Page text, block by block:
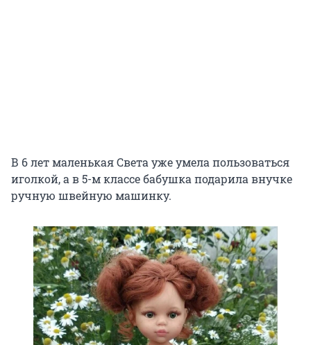
В 6 лет маленькая Света уже умела пользоваться
иголкой, а в 5-м классе бабушка подарила внучке
ручную швейную машинку.